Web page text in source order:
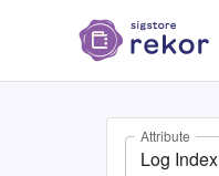
Attribute
Log Index